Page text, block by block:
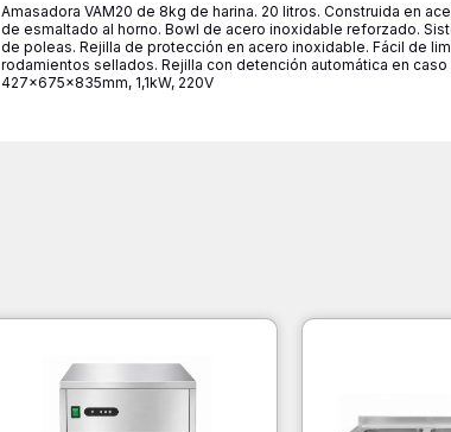
Amasadora VAM20 de 8kg de harina. 20 litros. Construida en
de esmaltado al horno. Bowl de acero inoxidable reforzado.
de poleas. Rejilla de protección en acero inoxidable. Fácil de
rodamientos sellados. Rejilla con detención automática en caso
427x675x835mm, 1,1kW, 220V